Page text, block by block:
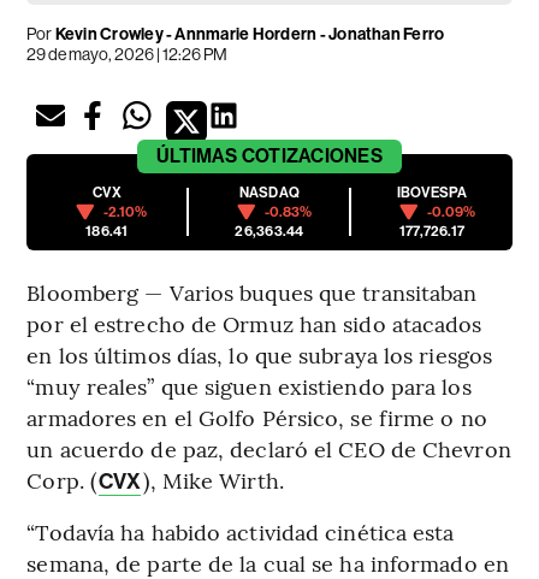
PorKevin Crowley - Annmarie Hordern - Jonathan Ferro
29 de mayo, 2026 | 12:26 PM
ÚLTIMAS COTIZACIONES
CVX
-2.10%
186.41
NASDAQ
-0.83%
26,363.44
IBOVESPA
-0.09%
177,726.17
Bloomberg — Varios buques que transitaban
por el estrecho de Ormuz han sido atacados
en los últimos días, lo que subraya los riesgos
“muy reales” que siguen existiendo para los
armadores en el Golfo Pérsico, se firme o no
un acuerdo de paz, declaró el CEO de Chevron
Corp. (CVX), Mike Wirth.
“Todavía ha habido actividad cinética esta
semana, de parte de la cual se ha informado en